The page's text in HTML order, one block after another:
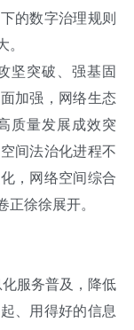
的数字治理规则
坚突破、强基固
加强，网络生态
质量发展成效突
间法治化进程不
，网络空间综合
正徐徐展开。
服务普及，降低
、用得好的信息